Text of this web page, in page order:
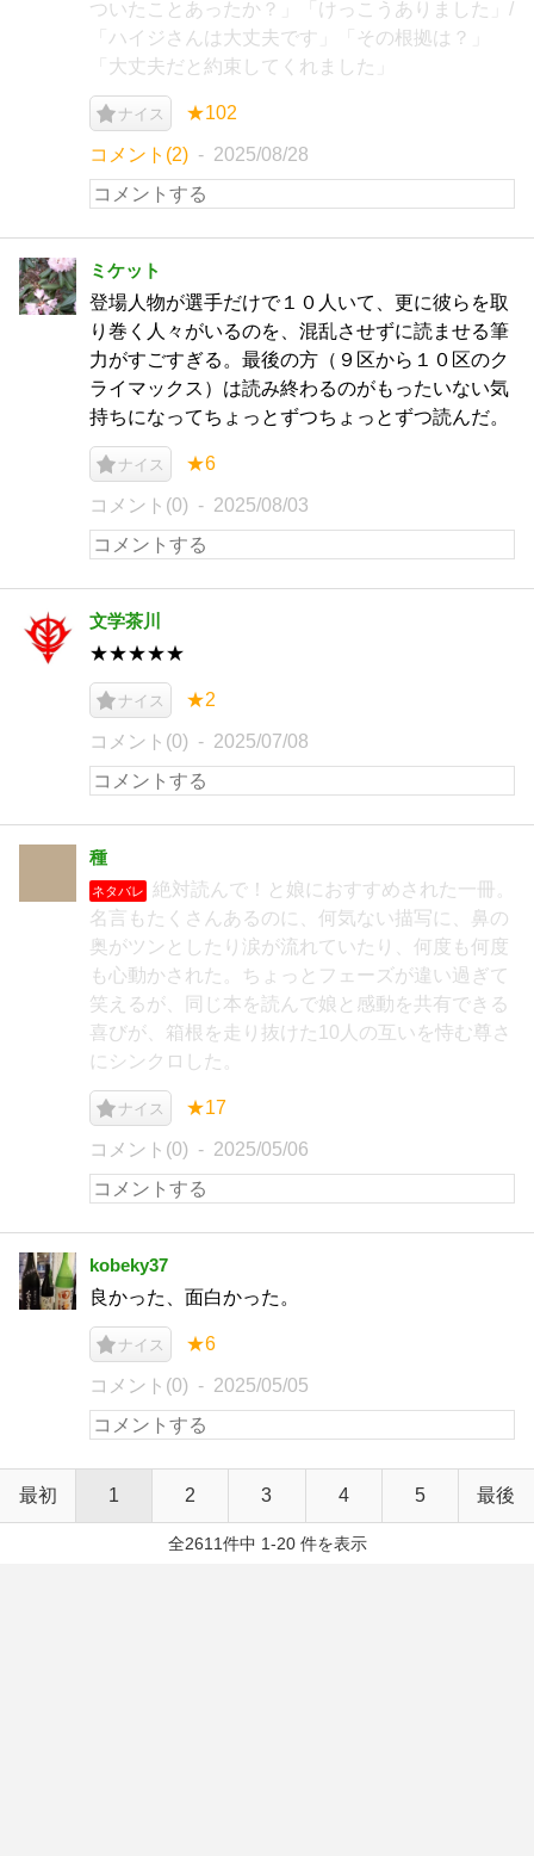
ついたことあったか？」「けっこうありました」/
「ハイジさんは大丈夫です」「その根拠は？」
「大丈夫だと約束してくれました」
ナイス ★102
コメント(2) 2025/08/28
ミケット
登場人物が選手だけで１０人いて、更に彼らを取
り巻く人々がいるのを、混乱させずに読ませる筆
力がすごすぎる。最後の方（９区から１０区のク
ライマックス）は読み終わるのがもったいない気
持ちになってちょっとずつちょっとずつ読んだ。
ナイス ★6
コメント(0) 2025/08/03
文学茶川
★★★★★
ナイス ★2
コメント(0) 2025/07/08
種
ネタバレ
絶対読んで！と娘におすすめされた一冊。
名言もたくさんあるのに、何気ない描写に、鼻の
奥がツンとしたり涙が流れていたり、何度も何度
も心動かされた。ちょっとフェーズが違い過ぎて
笑えるが、同じ本を読んで娘と感動を共有できる
喜びが、箱根を走り抜けた10人の互いを恃む尊さ
にシンクロした。
ナイス ★17
コメント(0) 2025/05/06
kobeky37
良かった、面白かった。
ナイス ★6
コメント(0) 2025/05/05
最初 1 2 3 4 5 最後
全2611件中 1-20 件を表示